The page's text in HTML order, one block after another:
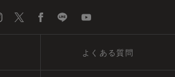
よくある質問